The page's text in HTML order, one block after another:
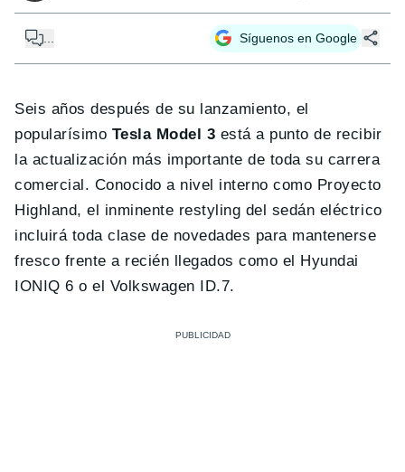
Síguenos en Google
Seis años después de su lanzamiento, el
popularísimo Tesla Model 3 está a punto de recibir
la actualización más importante de toda su carrera
comercial. Conocido a nivel interno como Proyecto
Highland, el inminente restyling del sedán eléctrico
incluirá toda clase de novedades para mantenerse
fresco frente a recién llegados como el Hyundai
IONIQ 6 o el Volkswagen ID.7.